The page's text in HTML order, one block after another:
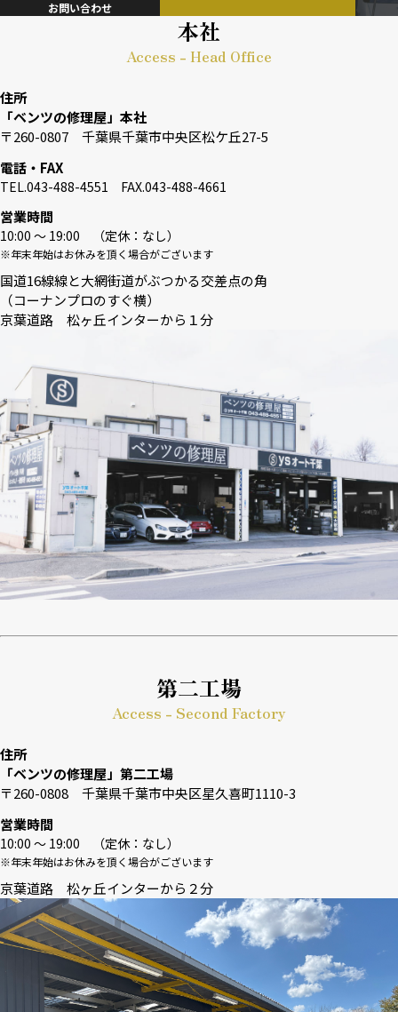
お問い合わせ
本社
Access - Head Office
住所
「ベンツの修理屋」本社
〒260-0807 千葉県千葉市中央区松ケ丘27-5
電話・FAX
TEL.043-488-4551 FAX.043-488-4661
営業時間
10:00 〜 19:00 （定休：なし）
※年末年始はお休みを頂く場合がございます
国道16線線と大網街道がぶつかる交差点の角
（コーナンプロのすぐ横）
京葉道路 松ヶ丘インターから１分
第二工場
Access - Second Factory
住所
「ベンツの修理屋」第二工場
〒260-0808 千葉県千葉市中央区星久喜町1110-3
営業時間
10:00 〜 19:00 （定休：なし）
※年末年始はお休みを頂く場合がございます
京葉道路 松ヶ丘インターから２分